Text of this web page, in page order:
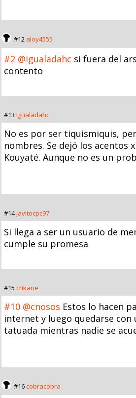
#12 aloy4555
#2 @igualadahc si fuera del
contento
#13 igualadahc
No es por ser tiquismiquis,
nombres. Se dejó los acentos
Kouyaté. Aunque no es un
#14javitocpc97
Si llega a ser un usuario de
cumple su promesa
#15 crikane
#10 @cnosos Estos lo hacen
internet y luego quedarse con
tatuada mientras nadie se
#16cobracobra